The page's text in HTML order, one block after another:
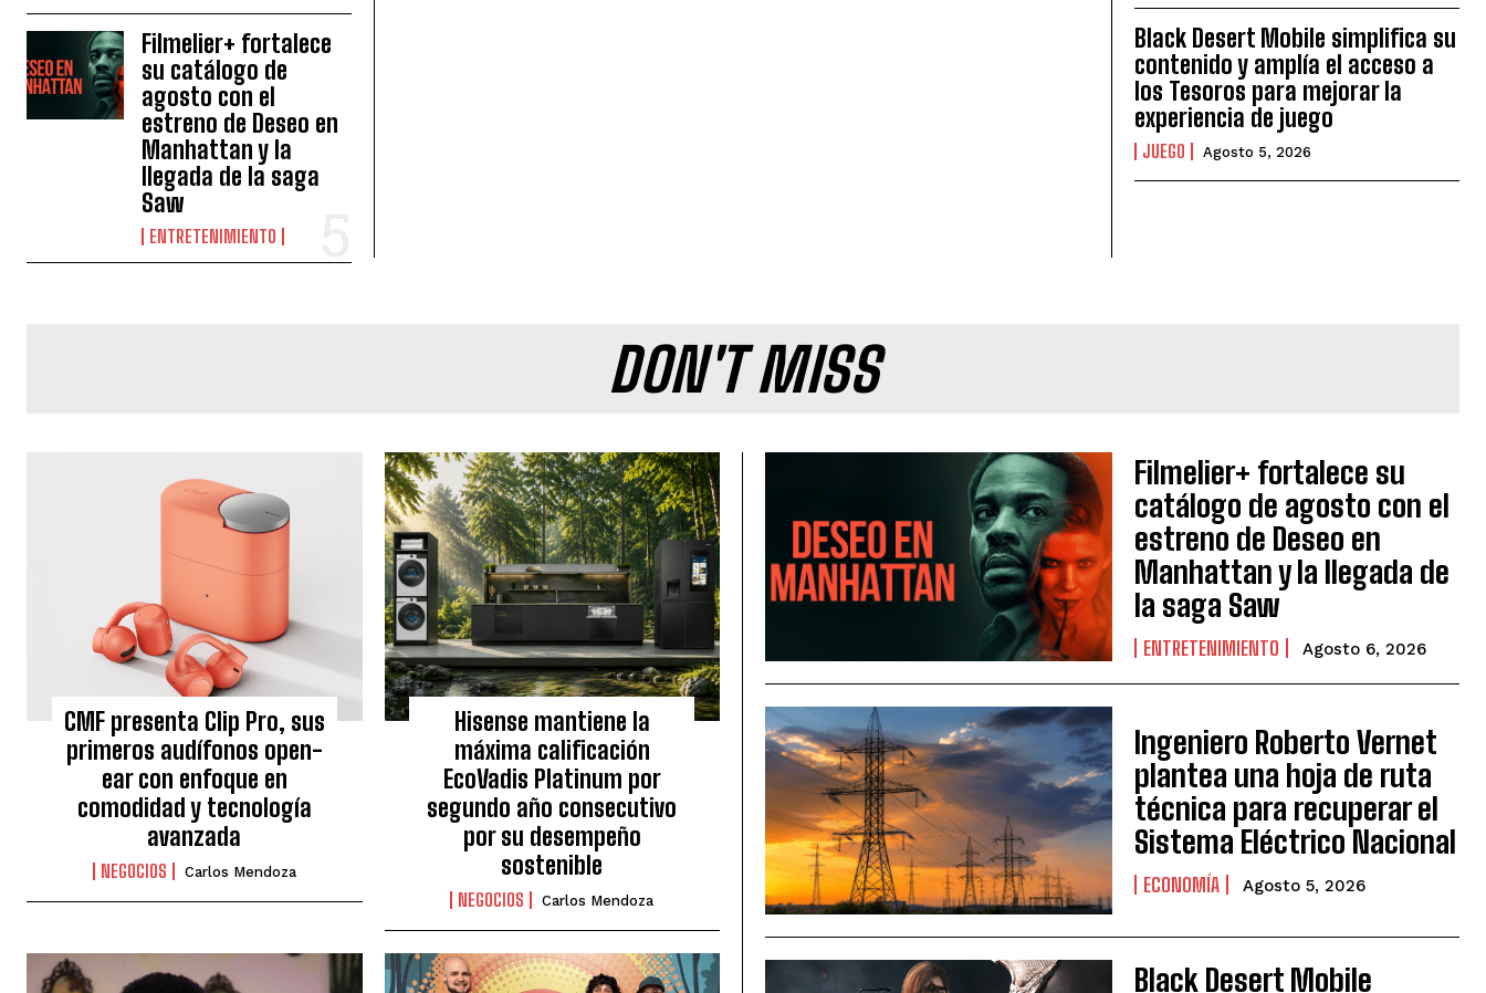
Filmelier+ fortalece
su catálogo de
agosto con el
estreno de Deseo en
Manhattan y la
llegada de la saga
Saw
ENTRETENIMIENTO
Black Desert Mobile simplifica su
contenido y amplía el acceso a
los Tesoros para mejorar la
experiencia de juego
JUEGO Agosto 5, 2026
DON'T MISS
CMF presenta Clip Pro, sus
primeros audífonos open-
ear con enfoque en
comodidad y tecnología
avanzada
NEGOCIOS Carlos Mendoza
Hisense mantiene la
máxima calificación
EcoVadis Platinum por
segundo año consecutivo
por su desempeño
sostenible
NEGOCIOS Carlos Mendoza
Filmelier+ fortalece su
catálogo de agosto con el
estreno de Deseo en
Manhattan y la llegada de
la saga Saw
ENTRETENIMIENTO Agosto 6, 2026
Ingeniero Roberto Vernet
plantea una hoja de ruta
técnica para recuperar el
Sistema Eléctrico Nacional
ECONOMÍA Agosto 5, 2026
Black Desert Mobile